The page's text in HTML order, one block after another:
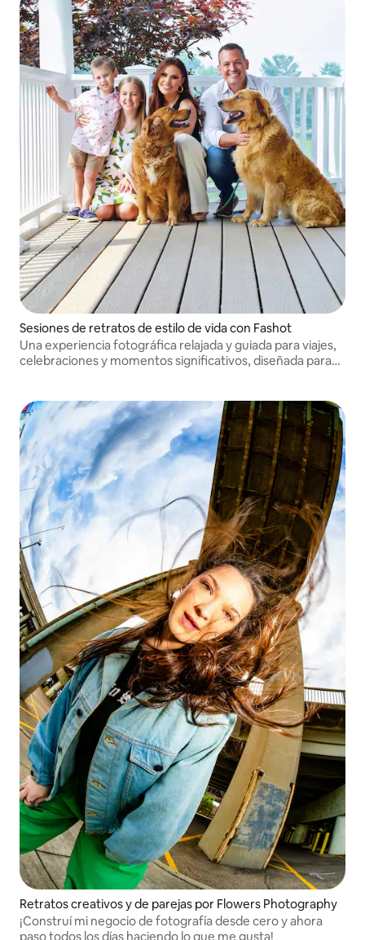
Sesiones de retratos de estilo de vida con Fashot
Una experiencia fotográfica relajada y guiada para viajes,
celebraciones y momentos significativos, diseñada para
Retratos creativos y de parejas por Flowers Photography
¡Construí mi negocio de fotografía desde cero y ahora
paso todos los días haciendo lo que me gusta!